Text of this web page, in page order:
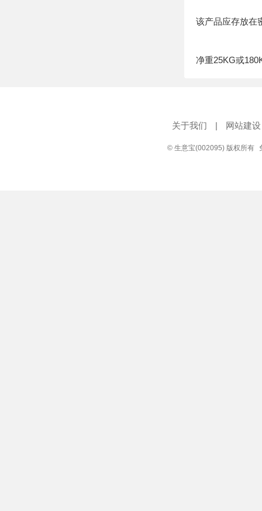
该产品应存放在
净重25KG或
关于我们 | 网站建设
© 生意宝(002095) 版权所有